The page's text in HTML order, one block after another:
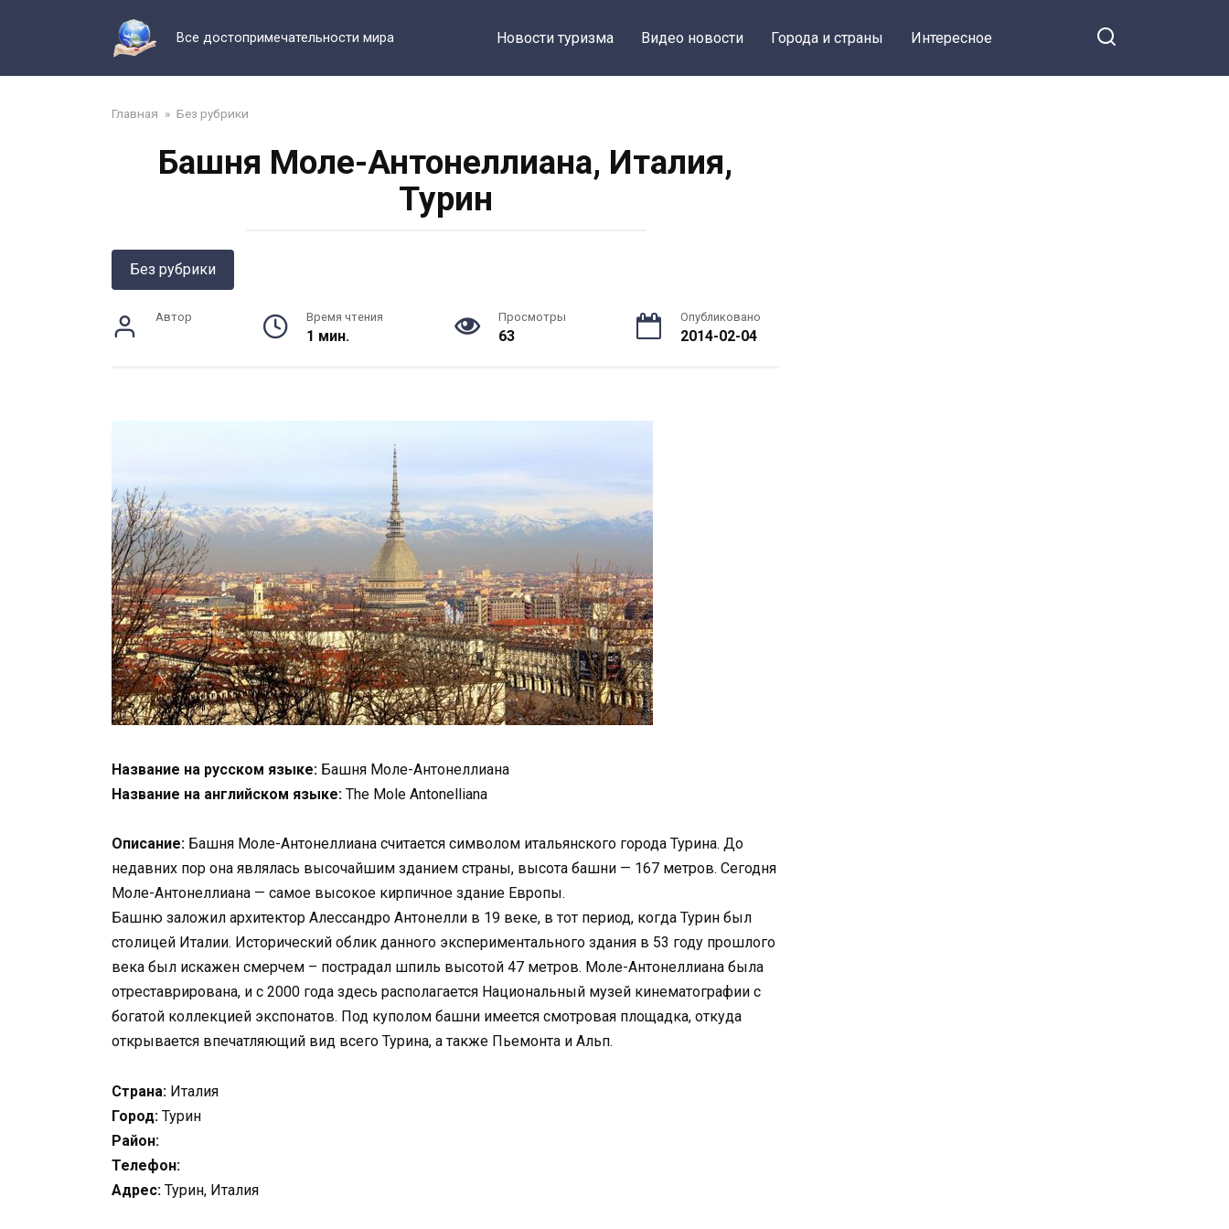
Все достопримечательности мира Новости туризма Видео новости Города и страны Интересное
Главная » Без рубрики
Башня Моле-Антонеллиана, Италия,
Турин
Без рубрики
Автор Время чтения
1 мин.
Просмотры
63
Опубликовано
2014-02-04
Название на русском языке: Башня Моле-Антонеллиана
Название на английском языке: The Mole Antonelliana
Описание: Башня Моле-Антонеллиана считается символом итальянского города Турина. До
недавних пор она являлась высочайшим зданием страны, высота башни — 167 метров. Сегодня
Моле-Антонеллиана — самое высокое кирпичное здание Европы.
Башню заложил архитектор Алессандро Антонелли в 19 веке, в тот период, когда Турин был
столицей Италии. Исторический облик данного экспериментального здания в 53 году прошлого
века был искажен смерчем – пострадал шпиль высотой 47 метров. Моле-Антонеллиана была
отреставрирована, и с 2000 года здесь располагается Национальный музей кинематографии с
богатой коллекцией экспонатов. Под куполом башни имеется смотровая площадка, откуда
открывается впечатляющий вид всего Турина, а также Пьемонта и Альп.
Страна: Италия
Город: Турин
Район:
Телефон:
Адрес: Турин, Италия